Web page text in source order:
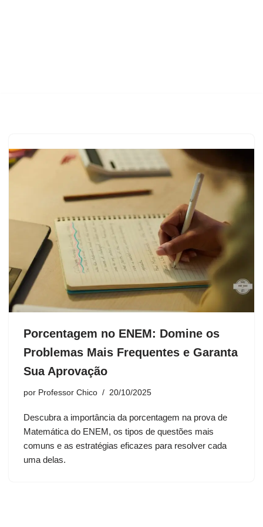
Porcentagem no ENEM: Domine os
Problemas Mais Frequentes e Garanta
Sua Aprovação
por Professor Chico 20/10/2025
Descubra a importância da porcentagem na prova de
Matemática do ENEM, os tipos de questões mais
comuns e as estratégias eficazes para resolver cada
uma delas.